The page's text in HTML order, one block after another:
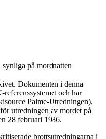
på mordnatten
Dokumenten i denna
referenssystemet och har
Palme-Utredningen),
utredningen av mordet på
28 februari 1986.
brottsutredningarna i